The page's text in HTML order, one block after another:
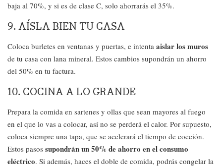
baja al 70%, y si es de clase C, solo ahorrarás el 35%.
9. AÍSLA BIEN TU CASA
Coloca burletes en ventanas y puertas, e intenta aislar los muros
de tu casa con lana mineral. Estos cambios supondrán un ahorro
del 50% en tu factura.
10. COCINA A LO GRANDE
Prepara la comida en sartenes y ollas que sean mayores al fuego
en el que lo vas a colocar, así no se perderá el calor. Por supuesto,
coloca siempre una tapa, que se acelerará el tiempo de cocción.
Estos pasos supondrán un 50% de ahorro en el consumo
eléctrico. Si además, haces el doble de comida, podrás congelar la